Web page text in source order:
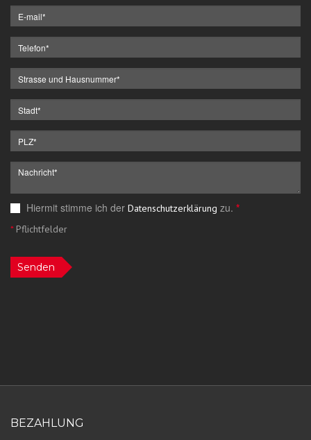
Hiermit stimme ich der Datenschutzerklärung zu. *
*Pflichtfelder
Senden
BEZAHLUNG